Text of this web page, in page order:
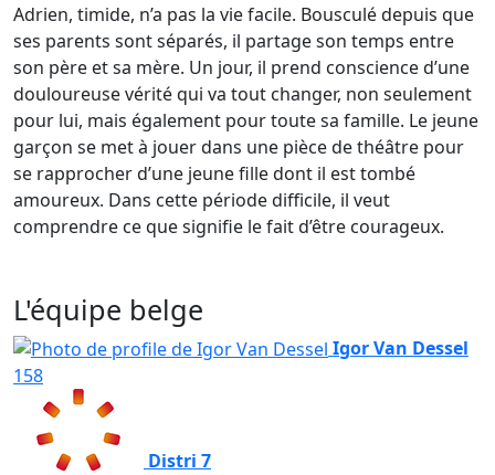
Adrien, timide, n’a pas la vie facile. Bousculé depuis que
ses parents sont séparés, il partage son temps entre
son père et sa mère. Un jour, il prend conscience d’une
douloureuse vérité qui va tout changer, non seulement
pour lui, mais également pour toute sa famille. Le jeune
garçon se met à jouer dans une pièce de théâtre pour
se rapprocher d’une jeune fille dont il est tombé
amoureux. Dans cette période difficile, il veut
comprendre ce que signifie le fait d’être courageux.
L'équipe belge
Igor Van Dessel
158
Distri 7